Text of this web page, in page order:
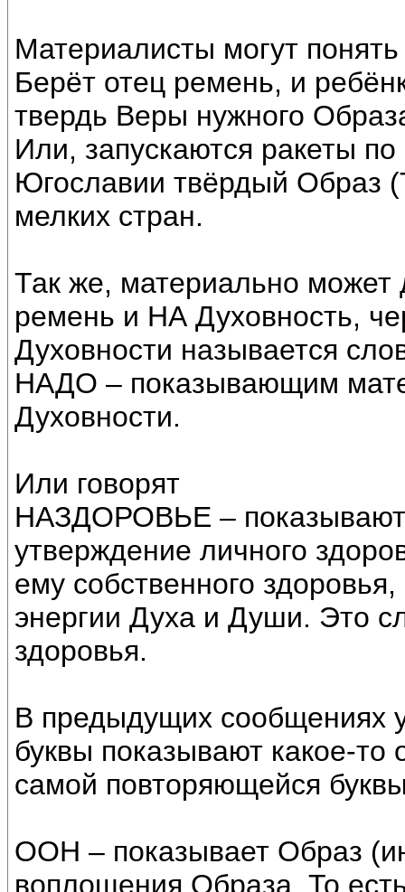
Материалисты могут понять
Берёт отец ремень, и
твердь Веры нужного
Или, запускаются ракеты
Югославии твёрдый Образ
мелких стран.
Так же, материально может
ремень и НА Духовность,
Духовности называется
НАДО – показывающим
Духовности.
Или говорят
НАЗДОРОВЬЕ –
утверждение личного
ему собственного
энергии Духа и Души. Это
здоровья.
В предыдущих сообщениях
буквы показывают какое-то
самой повторяющейся
ООН – показывает Образ
воплощения Образа. То